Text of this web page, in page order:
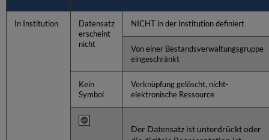
In Institution
Datensatz
erscheint
nicht
NICHT in der Institution definiert
Von einer Bestandsverwaltungsgruppe
eingeschränkt
Kein
Symbol
Verknüpfung gelöscht, nicht-
elektronische Ressource
Der Datensatz ist unterdrückt oder